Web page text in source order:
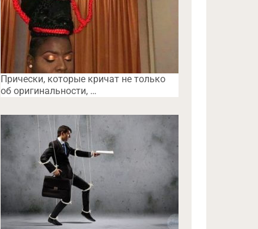
Прически, которые кричат не только
об оригинальности, …